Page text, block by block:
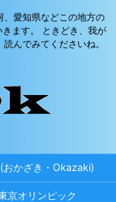
、愛知県などこの地方の
ます。 ときどき、我が
んでみてくださいね。
おかざき・Okazaki)
京オリンピック